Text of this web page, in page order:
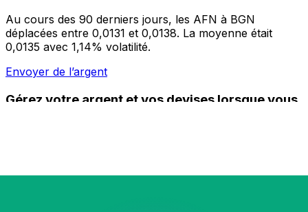
Au cours des 90 derniers jours, les AFN à BGN
déplacées entre 0,0131 et 0,0138. La moyenne était
0,0135 avec 1,14% volatilité.
Envoyer de l’argent
Gérez votre argent et vos devises lorsque vous